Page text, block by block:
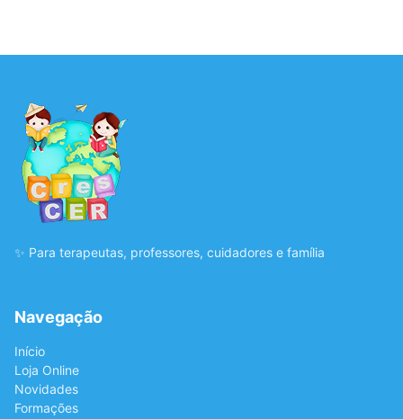
✨ Para terapeutas, professores, cuidadores e família
Navegação
Início
Loja Online
Novidades
Formações